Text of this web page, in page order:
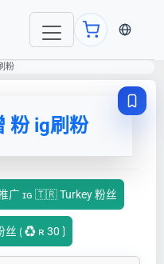
当前语
粉
粉 ig刷粉
广 ɪɢ 🇹🇷 Turkey 粉丝
⟮ ♻ ʀ 30 ⟯